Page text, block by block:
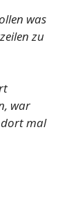
was
zu
war
mal